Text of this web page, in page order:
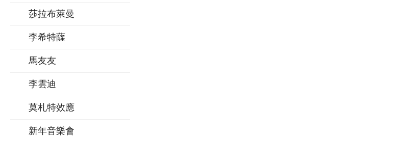
莎拉布萊曼
李希特薩
馬友友
李雲迪
莫札特效應
新年音樂會